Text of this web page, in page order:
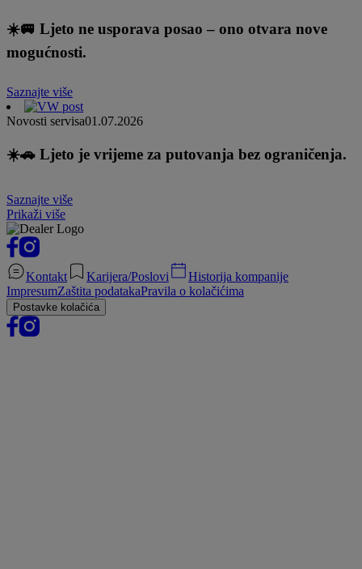
☀️🚐 Ljeto ne usporava posao – ono otvara nove
mogućnosti.
Saznajte više
Novosti servisa01.07.2026
☀️🚗 Ljeto je vrijeme za putovanja bez ograničenja.
Saznajte više
Prikaži više
Kontakt Karijera/Poslovi
Historija kompanije
ImpresumZaštita podatakaPravila o kolačićima
Postavke kolačića